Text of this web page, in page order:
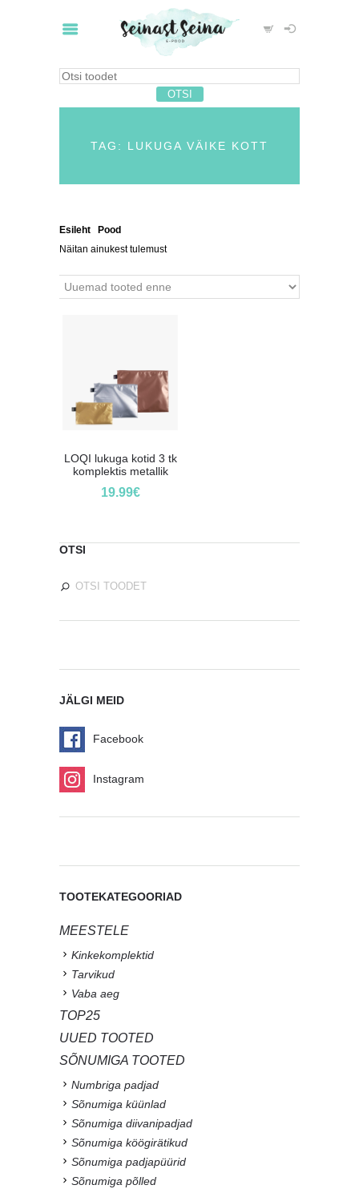
TAG: LUKUGA VÄIKE KOTT
Esileht Pood
Näitan ainukest tulemust
LOQI lukuga kotid 3 tk
komplektis metallik
19.99€
OTSI
JÄLGI MEID
Facebook
Instagram
TOOTEKATEGOORIAD
MEESTELE
Kinkekomplektid
Tarvikud
Vaba aeg
TOP25
UUED TOOTED
SÕNUMIGA TOOTED
Numbriga padjad
Sõnumiga küünlad
Sõnumiga diivanipadjad
Sõnumiga köögirätikud
Sõnumiga padjapüürid
Sõnumiga põlled